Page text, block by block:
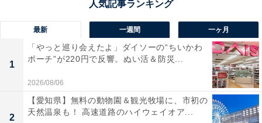
最新 一週間 一ヶ月
1
「やっと巡り会えたよ」ダイソーの“ちいかわ
ポーチ”が220円で反響。ぬい活＆防災...
2026/08/06
2
【愛知県】無料の動物園＆観光牧場に、市初の
天然温泉も！ 高速道路のハイウェイオア...